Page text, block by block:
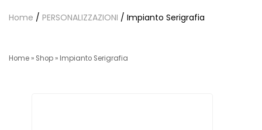
Home / PERSONALIZZAZIONI / Impianto Serigrafia
Home » Shop » Impianto Serigrafia